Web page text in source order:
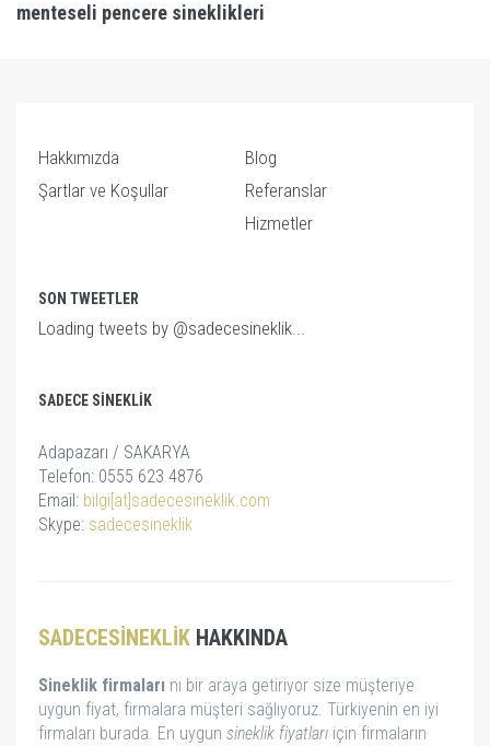
menteseli pencere sineklikleri
Hakkımızda
Şartlar ve Koşullar
Blog
Referanslar
Hizmetler
SON TWEETLER
Loading tweets by @sadecesineklik...
SADECE SINEKLIK
Adapazarı / SAKARYA
Telefon: 0555 623 4876
Email: bilgi[at]sadecesineklik.com
Skype: sadecesineklik
SADECESINEKLIK HAKKINDA
Sineklik firmaları nı bir araya getiriyor size müşteriye
uygun fiyat, firmalara müşteri sağlıyoruz. Türkiyenin en iyi
firmaları burada. En uygun sineklik fiyatları için firmaların